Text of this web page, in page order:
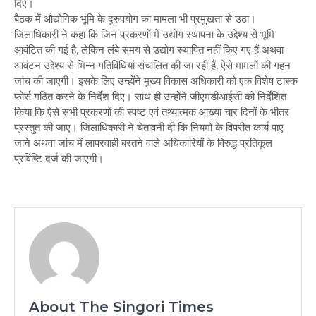
दिए।
बैठक में औद्योगिक भूमि के दुरुपयोग का मामला भी प्रमुखता से उठा।
जिलाधिकारी ने कहा कि जिन प्रकरणों में उद्योग स्थापना के उद्देश्य से भूमि
आवंटित की गई है, लेकिन लंबे समय से उद्योग स्थापित नहीं किए गए हैं अथवा
आवंटन उद्देश्य से भिन्न गतिविधियां संचालित की जा रही हैं, ऐसे मामलों की गहन
जांच की जाएगी। इसके लिए उन्होंने मुख्य विकास अधिकारी को एक विशेष टास्क
फोर्स गठित करने के निर्देश दिए। साथ ही उन्होंने जीएमडीआईसी को निर्देशित
किया कि ऐसे सभी प्रकरणों की स्पष्ट एवं तथ्यात्मक आख्या चार दिनों के भीतर
प्रस्तुत की जाए। जिलाधिकारी ने चेतावनी दी कि नियमों के विपरीत कार्य पाए
जाने अथवा जांच में लापरवाही बरतने वाले अधिकारियों के विरुद्ध प्रतिकूल
प्रविष्टि दर्ज की जाएगी।
About The Singori Times